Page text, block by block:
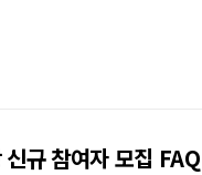
규 참여자 모집